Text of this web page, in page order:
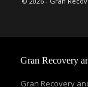
Gran Recovery
Gran Recovery